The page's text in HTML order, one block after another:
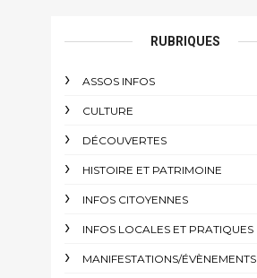
RUBRIQUES
ASSOS INFOS
CULTURE
DÉCOUVERTES
HISTOIRE ET PATRIMOINE
INFOS CITOYENNES
INFOS LOCALES ET PRATIQUES
MANIFESTATIONS/ÉVÈNEMENTS